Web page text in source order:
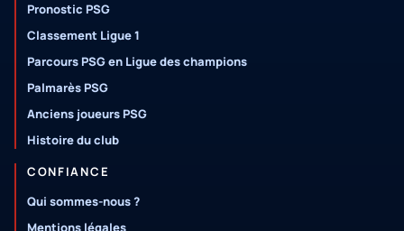
Pronostic PSG
Classement Ligue 1
Parcours PSG en Ligue des champions
Palmarès PSG
Anciens joueurs PSG
Histoire du club
CONFIANCE
Qui sommes-nous ?
Mentions légales